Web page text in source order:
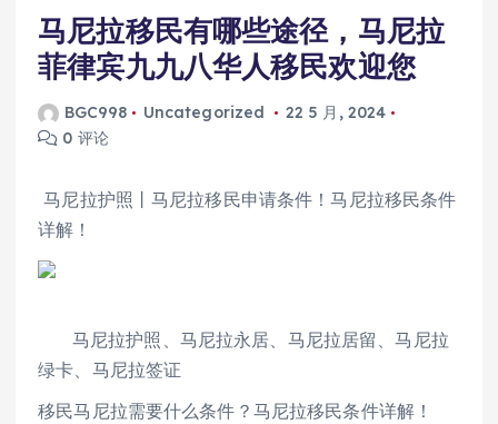
马尼拉移民有哪些途径，马尼拉
菲律宾九九八华人移民欢迎您
BGC998 Uncategorized
22 5 月, 2024
0 评论
马尼拉护照丨马尼拉移民申请条件！马尼拉移民条件
详解！
马尼拉护照、马尼拉永居、马尼拉居留、马尼拉
绿卡、马尼拉签证
移民马尼拉需要什么条件？马尼拉移民条件详解！